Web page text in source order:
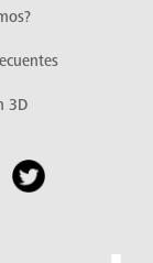
3D